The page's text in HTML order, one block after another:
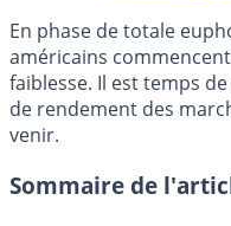
En phase de totale
américains
faiblesse. Il est temps
de rendement des
venir.
Sommaire de